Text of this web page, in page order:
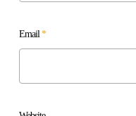
Email *